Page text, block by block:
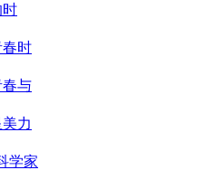
时
时
与
力
学家